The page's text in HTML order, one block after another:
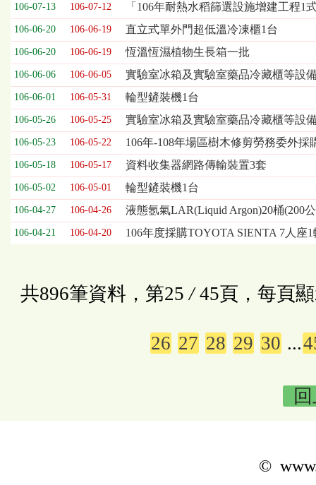
截
標
日
期、
公
告
事
項
106-07-13 106-07-12 「106年耐熱水稻篩選設施增建工程
106-06-20 106-06-19 直立式單外門超低溫冷凍櫃1台
106-06-20 106-06-19 恆溫恆濕植物生長箱一批
106-06-06 106-06-05 實驗室冰箱及實驗室藥品冷藏櫃等設
106-06-01 106-05-31 輪型鏟裝機1台
106-05-26 106-05-25 實驗室冰箱及實驗室藥品冷藏櫃等設
106-05-23 106-05-22 106年-108年場區樹木修剪勞務委外採
106-05-18 106-05-17 資料收集器網路傳輸裝置3套
106-05-02 106-05-01 輪型鏟裝機1台
106-04-27 106-04-26 液態氬氣LAR(Liquid Argon)20桶(200
106-04-21 106-04-20 106年度採購TOYOTA SIENTA 7人座1
共896筆資料，第25 /45頁，每頁
26 27 28 29 30 ...
©